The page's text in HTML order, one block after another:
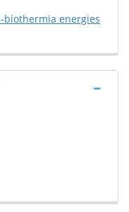
biothermia energies